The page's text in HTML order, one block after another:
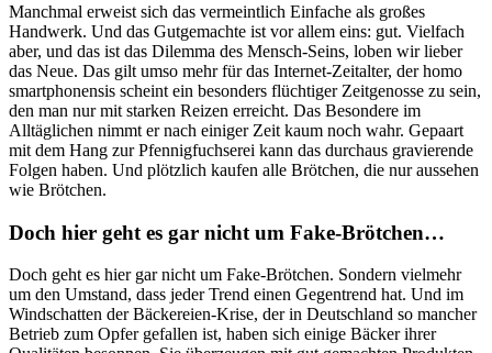
Manchmal erweist sich das vermeintlich Einfache als großes
Handwerk. Und das Gutgemachte ist vor allem eins: gut. Vielfach
aber, und das ist das Dilemma des Mensch-Seins, loben wir lieber
das Neue. Das gilt umso mehr für das Internet-Zeitalter, der homo
smartphonensis scheint ein besonders flüchtiger Zeitgenosse zu sein,
den man nur mit starken Reizen erreicht. Das Besondere im
Alltäglichen nimmt er nach einiger Zeit kaum noch wahr. Gepaart
mit dem Hang zur Pfennigfuchserei kann das durchaus gravierende
Folgen haben. Und plötzlich kaufen alle Brötchen, die nur aussehen
wie Brötchen.
Doch hier geht es gar nicht um Fake-Brötchen…
Doch geht es hier gar nicht um Fake-Brötchen. Sondern vielmehr
um den Umstand, dass jeder Trend einen Gegentrend hat. Und im
Windschatten der Bäckereien-Krise, der in Deutschland so mancher
Betrieb zum Opfer gefallen ist, haben sich einige Bäcker ihrer